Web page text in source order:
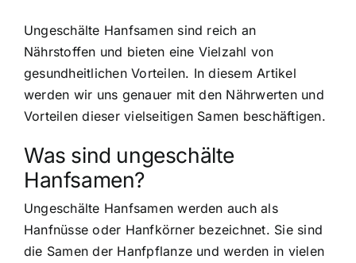
Ungeschälte Hanfsamen sind reich an
Nährstoffen und bieten eine Vielzahl von
gesundheitlichen Vorteilen. In diesem Artikel
werden wir uns genauer mit den Nährwerten und
Vorteilen dieser vielseitigen Samen beschäftigen.
Was sind ungeschälte
Hanfsamen?
Ungeschälte Hanfsamen werden auch als
Hanfnüsse oder Hanfkörner bezeichnet. Sie sind
die Samen der Hanfpflanze und werden in vielen